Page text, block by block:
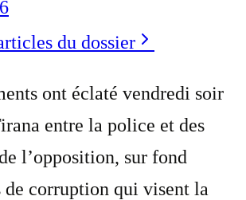
du dossier
ont éclaté vendredi soir
entre la police et des
l’opposition, sur fond
de corruption qui visent la